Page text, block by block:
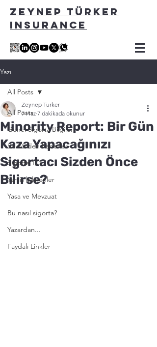
ZEYNEP TÜRKER
INSURANCE
Yazı
All Posts
Genel Sigorta Bilgileri
Sektörden haberler
Sigorta 101
Yanlis bilinenler
Yasa ve Mevzuat
Bu nasıl sigorta?
Yazardan...
Faydalı Linkler
All Posts
Minority Report: Bir Gün
Kaza Yapacağınızı
Sigortacı Sizden Önce
Bilirse?
Zeynep Turker
7 Haz 7 dakikada okunur